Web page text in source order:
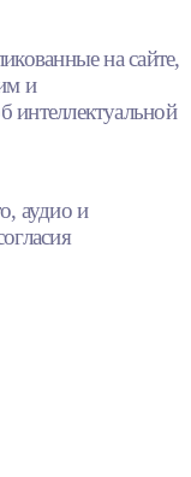
на сайте,
и
интеллектуальной
аудио и